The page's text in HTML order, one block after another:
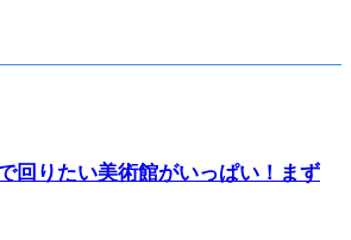
回りたい美術館がいっぱい！まず